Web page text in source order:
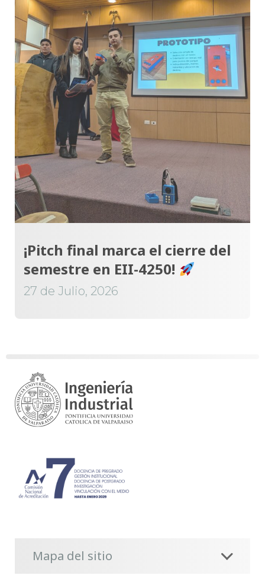
¡Pitch final marca el cierre del
semestre en EII-4250!
27 de Julio, 2026
Mapa del sitio